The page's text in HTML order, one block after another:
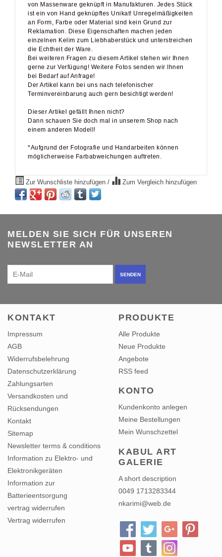
von Massenware geknüpft in Manufakturen. Jedes Stück
ist ein von Hand geknüpftes Unikat! Unregelmäßigkeiten
an Form, Farbe oder Material sind kein Grund zur
Reklamation. Diese Eigenschaften machen jeden
einzelnen Kelim zum Liebhaberstück und unterstreichen
die Echtheit der Ware.
Bei weiteren Fragen zu diesem Artikel stehen wir Ihnen
gerne zur Verfügung! Weitere Fotos senden wir Ihnen
bei Bedarf auf Anfrage!
Der Artikel kann bei uns nach telefonischer
Terminvereinbarung auch gern besichtigt werden!
Dieser Artikel gefällt Ihnen nicht?
Dann schauen Sie doch mal in unserem Shop nach
einem anderen Modell!
*Aufgrund der Fotografie und Handarbeiten können
möglicherweise Farbabweichungen auftreten.
Zur Wunschliste hinzufügen / Zum Vergleich hinzufügen
MELDEN SIE SICH FÜR UNSEREN
NEWSLETTER AN
SENDEN
KONTAKT
Impressum
AGB
Widerrufsbelehrung
Datenschutzerklärung
Zahlungsarten
Versandkosten und
Rücksendungen
Kontakt
Sitemap
Newsletter terms & conditions
Information zu Elektro- und
Elektronikgeräten
Information zur
Batterieentsorgung
vertrag widerrufen
Vertrag widerrufen
PRODUKTE
Alle Produkte
Neue Produkte
Angebote
RSS feed
KONTO
Kundenkonto anlegen
Meine Bestellungen
Mein Wunschzettel
KABUL ART
GALERIE
A short description
0049 1713283344
nkarimi@web.de